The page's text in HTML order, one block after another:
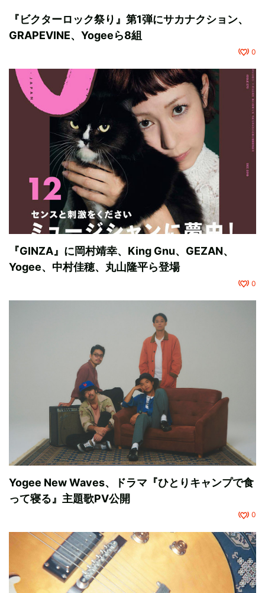
『ビクターロック祭り』第1弾にサカナクション、
GRAPEVINE、Yogeeら8組
0
『GINZA』に岡村靖幸、King Gnu、GEZAN、
Yogee、中村佳穂、丸山隆平ら登場
0
Yogee New Waves、ドラマ『ひとりキャンプで食
って寝る』主題歌PV公開
0